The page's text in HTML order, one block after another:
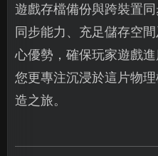
遊戲存檔備份與跨裝置
同步能力、充足儲存空
心優勢，確保玩家遊戲
您更專注沉浸於這片物
造之旅。